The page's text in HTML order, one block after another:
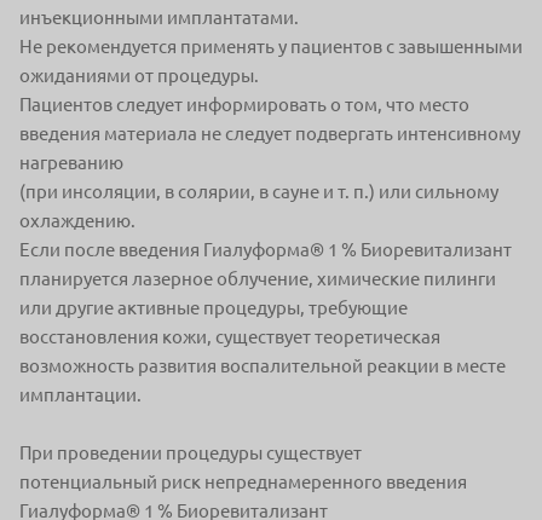
инъекционными имплантатами.
Не рекомендуется применять у пациентов с завышенными
ожиданиями от процедуры.
Пациентов следует информировать о том, что место
введения материала не следует подвергать интенсивному
нагреванию
(при инсоляции, в солярии, в сауне и т. п.) или сильному
охлаждению.
Если после введения Гиалуформа® 1 % Биоревитализант
планируется лазерное облучение, химические пилинги
или другие активные процедуры, требующие
восстановления кожи, существует теоретическая
возможность развития воспалительной реакции в месте
имплантации.
При проведении процедуры существует
потенциальный риск непреднамеренного введения
Гиалуформа® 1 % Биоревитализант